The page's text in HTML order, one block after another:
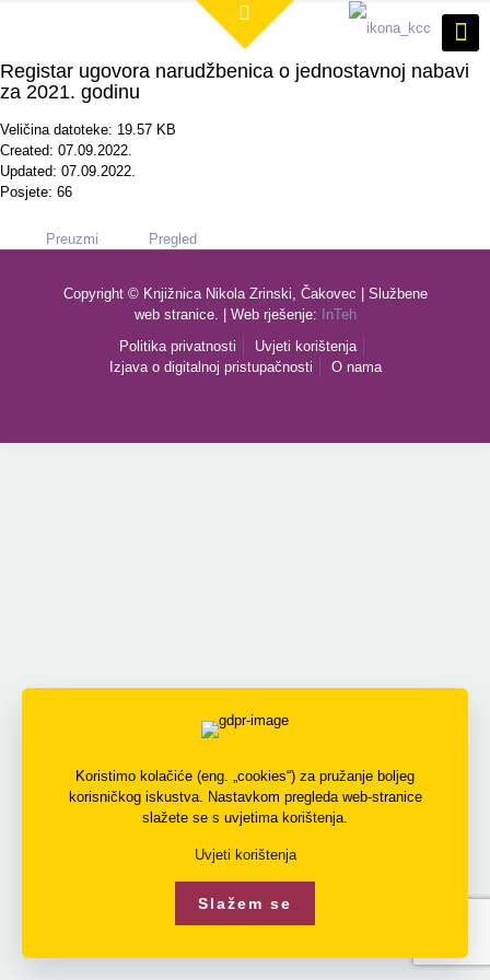
Registar ugovora narudžbenica o jednostavnoj nabavi
za 2021. godinu
Veličina datoteke: 19.57 KB
Created: 07.09.2022.
Updated: 07.09.2022.
Posjete: 66
Preuzmi Pregled
Copyright © Knjižnica Nikola Zrinski, Čakovec | Službene
web stranice. | Web rješenje:
InTeh
Politika privatnosti
Uvjeti korištenja
Izjava o digitalnoj pristupačnosti
O nama
Koristimo kolačiće (eng. „cookies“) za pružanje boljeg
korisničkog iskustva. Nastavkom pregleda web-stranice
slažete se s uvjetima korištenja.
Uvjeti korištenja
Slažem se